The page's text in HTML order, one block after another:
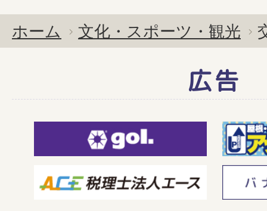
ホーム 文化・スポーツ・観光
広告